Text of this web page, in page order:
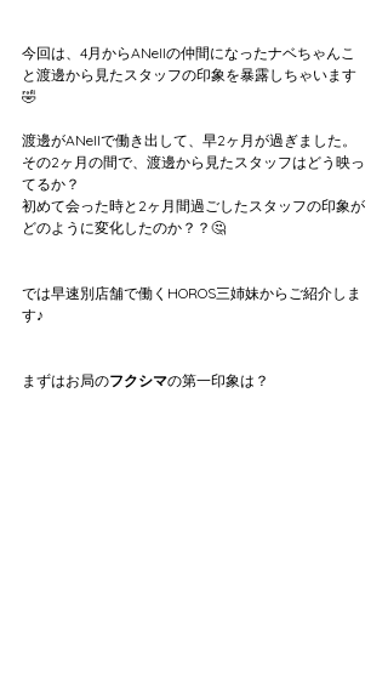
今回は、4月からANellの仲間になったナベちゃんこ
と渡邊から見たスタッフの印象を暴露しちゃいます
🤣
渡邊がANellで働き出して、早2ヶ月が過ぎました。
その2ヶ月の間で、渡邊から見たスタッフはどう映っ
てるか？
初めて会った時と2ヶ月間過ごしたスタッフの印象が
どのように変化したのか？？🤔
では早速別店舗で働くHOROS三姉妹からご紹介しま
す♪
まずはお局のフクシマの第一印象は？